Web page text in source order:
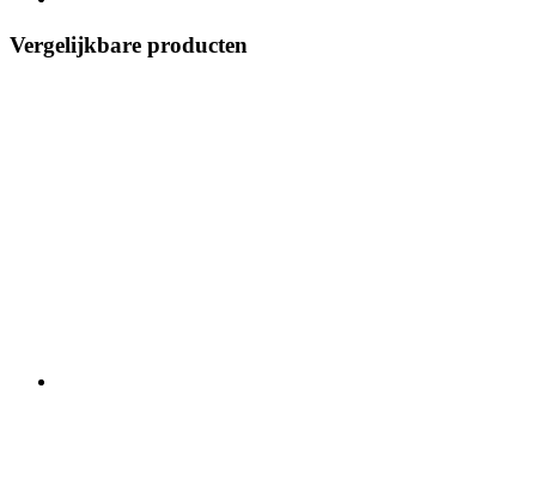
Vergelijkbare producten